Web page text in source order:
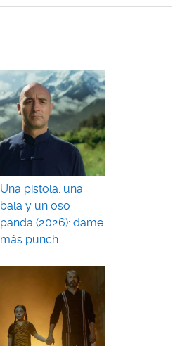
Una pistola, una
bala y un oso
panda (2026): dame
más punch